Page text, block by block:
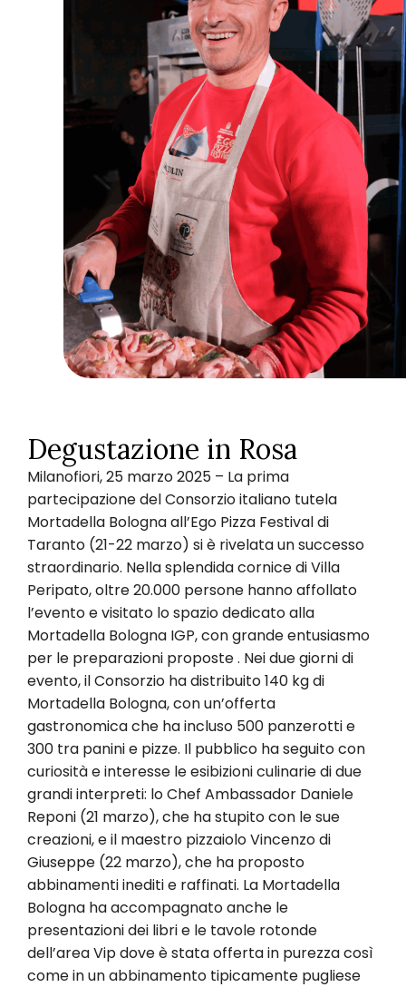
Degustazione in Rosa
Milanofiori, 25 marzo 2025 – La prima
partecipazione del Consorzio italiano tutela
Mortadella Bologna all’Ego Pizza Festival di
Taranto (21-22 marzo) si è rivelata un successo
straordinario. Nella splendida cornice di Villa
Peripato, oltre 20.000 persone hanno affollato
l’evento e visitato lo spazio dedicato alla
Mortadella Bologna IGP, con grande entusiasmo
per le preparazioni proposte . Nei due giorni di
evento, il Consorzio ha distribuito 140 kg di
Mortadella Bologna, con un’offerta
gastronomica che ha incluso 500 panzerotti e
300 tra panini e pizze. Il pubblico ha seguito con
curiosità e interesse le esibizioni culinarie di due
grandi interpreti: lo Chef Ambassador Daniele
Reponi (21 marzo), che ha stupito con le sue
creazioni, e il maestro pizzaiolo Vincenzo di
Giuseppe (22 marzo), che ha proposto
abbinamenti inediti e raffinati. La Mortadella
Bologna ha accompagnato anche le
presentazioni dei libri e le tavole rotonde
dell’area Vip dove è stata offerta in purezza così
come in un abbinamento tipicamente pugliese